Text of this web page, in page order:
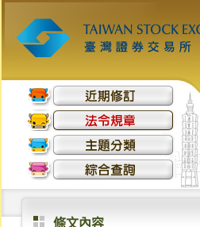
條文內容